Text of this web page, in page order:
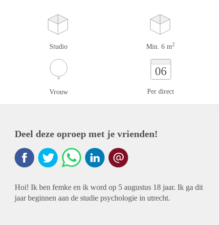
Studio Min. 6 m2
Vrouw
06
Per direct
Deel deze oproep met je vrienden!
Hoi! Ik ben femke en ik word op 5 augustus 18 jaar. Ik ga dit
jaar beginnen aan de studie psychologie in utrecht.